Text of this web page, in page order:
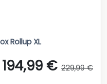
Rollup XL
194,99 € 229,99 €